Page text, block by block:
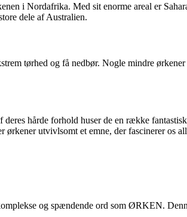
i Nordafrika. Med sit enorme areal er
dele af Australien.
tørhed og få nedbør. Nogle mindre
hårde forhold huser de en række
ørkener utvivlsomt et emne, der fascinerer os
og spændende ord som ØRKEN.